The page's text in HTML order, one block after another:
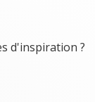
d'inspiration ?